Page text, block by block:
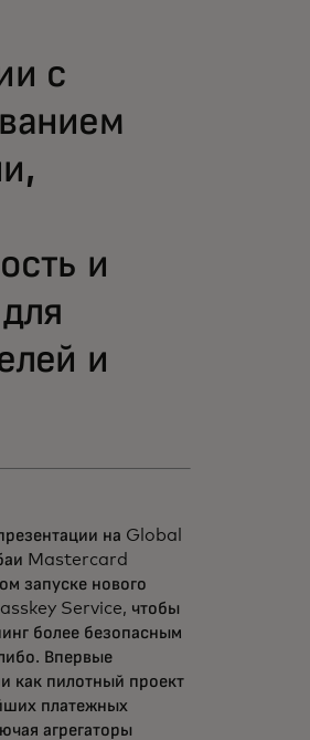
с
и
и
на Global
Mastercard
запуске нового
Service, чтобы
более безопасным
Впервые
как пилотный проект
платежных
агрегаторы